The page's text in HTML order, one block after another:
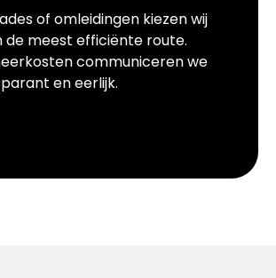
of omleidingen kiezen wij
meest efficiënte route.
communiceren we
en eerlijk.